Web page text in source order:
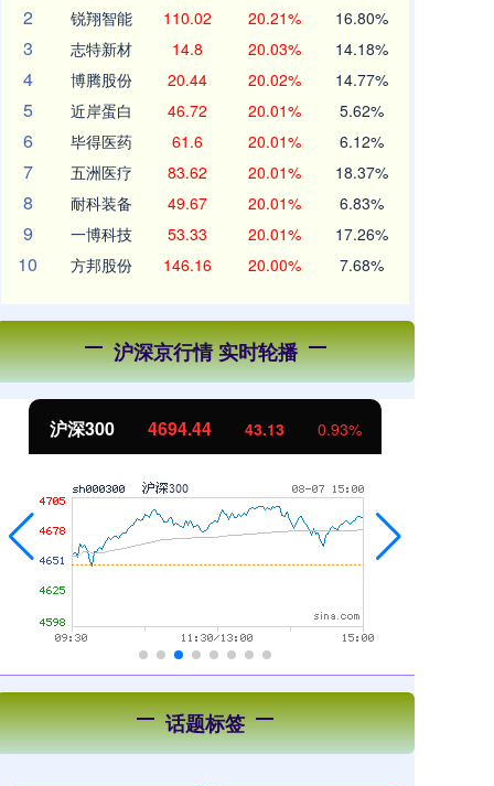
2 锐翔智能 110.02 20.21% 16.80%
3 志特新材 14.8 20.03% 14.18%
4 博腾股份 20.44 20.02% 14.77%
5 近岸蛋白 46.72 20.01% 5.62%
6 毕得医药 61.6 20.01% 6.12%
7 五洲医疗 83.62 20.01% 18.37%
8 耐科装备 49.67 20.01% 6.83%
9 一博科技 53.33 20.01% 17.26%
10 方邦股份 146.16 20.00% 7.68%
沪深京行情 实时轮播
沪深300 4694.44 43.13 0.93%
话题标签